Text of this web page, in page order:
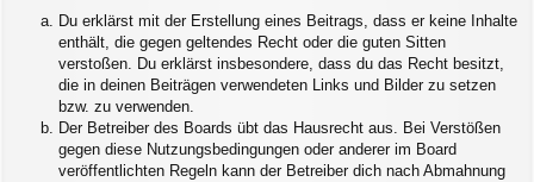
Du erklärst mit der Erstellung eines Beitrags, dass er keine Inhalte
enthält, die gegen geltendes Recht oder die guten Sitten
verstoßen. Du erklärst insbesondere, dass du das Recht besitzt,
die in deinen Beiträgen verwendeten Links und Bilder zu setzen
bzw. zu verwenden.
Der Betreiber des Boards übt das Hausrecht aus. Bei Verstößen
gegen diese Nutzungsbedingungen oder anderer im Board
veröffentlichten Regeln kann der Betreiber dich nach Abmahnung